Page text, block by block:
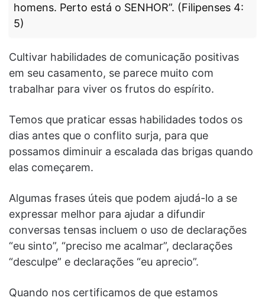
homens. Perto está o SENHOR”. (Filipenses 4:
5)
Cultivar habilidades de comunicação positivas
em seu casamento, se parece muito com
trabalhar para viver os frutos do espírito.
Temos que praticar essas habilidades todos os
dias antes que o conflito surja, para que
possamos diminuir a escalada das brigas quando
elas começarem.
Algumas frases úteis que podem ajudá-lo a se
expressar melhor para ajudar a difundir
conversas tensas incluem o uso de declarações
“eu sinto”, “preciso me acalmar”, declarações
“desculpe” e declarações “eu aprecio”.
Quando nos certificamos de que estamos